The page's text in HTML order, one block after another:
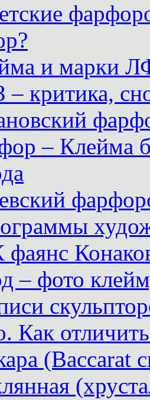
и марки
критика,
– Клейма
– фото
Как
(Baccarat